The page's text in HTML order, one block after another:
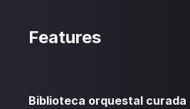
Features
Biblioteca orquestal curada